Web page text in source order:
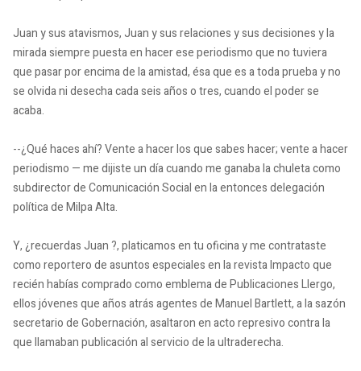
Juan y sus atavismos, Juan y sus relaciones y sus decisiones y la
mirada siempre puesta en hacer ese periodismo que no tuviera
que pasar por encima de la amistad, ésa que es a toda prueba y no
se olvida ni desecha cada seis años o tres, cuando el poder se
acaba.
--¿Qué haces ahí?Vente a hacer los que sabes hacer;vente a hacer
periodismo — me dijiste un día cuando me ganaba la chuleta como
subdirector de Comunicación Social en la entonces delegación
política de Milpa Alta.
Y, ¿recuerdas Juan ?, platicamos en tu oficina y me contrataste
como reportero de asuntos especiales en la revista Impacto que
recién habías comprado como emblema de Publicaciones Llergo,
ellos jóvenes que años atrás agentes de Manuel Bartlett, a la sazón
secretario de Gobernación, asaltaron en acto represivo contra la
que llamaban publicación al servicio de la ultraderecha.